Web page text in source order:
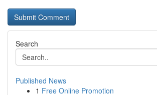
Search
Published News
1 Free Online Promotion